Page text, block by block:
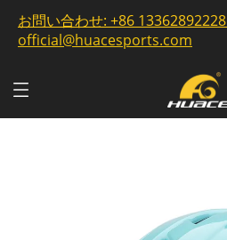
お問い合わせ: +86 13362892228
official@huacesports.com